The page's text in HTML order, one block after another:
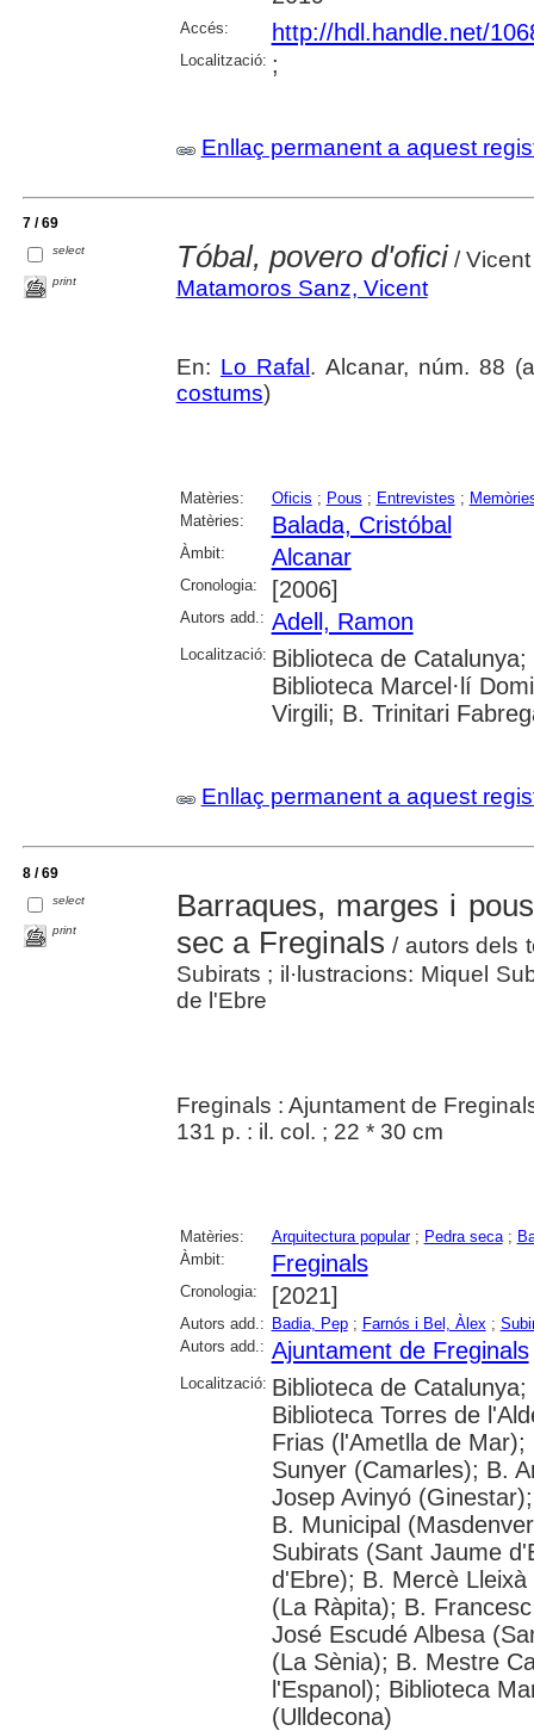
Accés: http://hdl.handle.net/
Localització: ;
Enllaç permanent a aquest
7 / 69
select
print
Tóbal, povero d'ofici/ Vicent
Matamoros Sanz, Vicent
En: Lo Rafal. Alcanar, núm. 88
costums)
Matèries: Oficis ; Pous ; Entrevistes ;
Matèries:
Balada, Cristóbal
Àmbit: Alcanar
Cronologia: [2006]
Autors add.: Adell, Ramon
Localització: Biblioteca de
Biblioteca Marcel·lí
Virgili; B. Trinitari
Enllaç permanent a aquest
8 / 69
select
print
Barraques, marges i
sec a Freginals / autors dels
Subirats ; il·lustracions: Miquel
de l'Ebre
Freginals : Ajuntament de
131 p. : il. col. ; 22 * 30 cm
Matèries: Arquitectura popular; Pedra seca;
Àmbit:
Freginals
Cronologia: [2021]
Autors add.: Badia, Pep; Farnós i Bel, Àlex ;
Autors add.: Ajuntament de Freginals
Localització: Biblioteca de
Biblioteca Torres de
Frias (l'Ametlla de
Sunyer (Camarles); B.
Josep Avinyó
B. Municipal
Subirats (Sant Jaume
d'Ebre); B. Mercè
(La Ràpita); B.
José Escudé Albesa
(La Sènia); B. Mestre
l'Espanol); Biblioteca
(Ulldecona)